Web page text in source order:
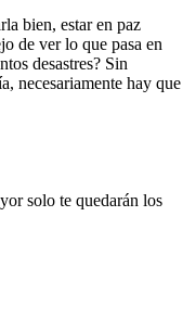
bien, estar en paz
de ver lo que pasa en
desastres? Sin
necesariamente hay que
solo te quedarán los